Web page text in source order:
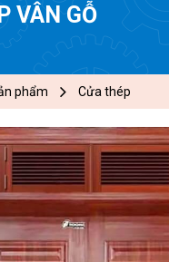
VÂN GỖ
phẩm Cửa thép